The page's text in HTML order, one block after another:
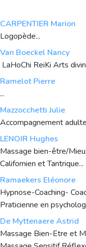
CARPENTIER Marion
Logopède...
Van Boeckel Nancy
LaHoChi ReiKi Arts
Ramelot Pierre
...
Mazzocchetti Julie
Accompagnement
LENOIR Hughes
Massage bien-être/
Californien et Tantrique...
Ramaekers Eléonore
Hypnose-Coaching-
Praticienne en
De Myttenaere Astrid
Massage Bien-Etre et